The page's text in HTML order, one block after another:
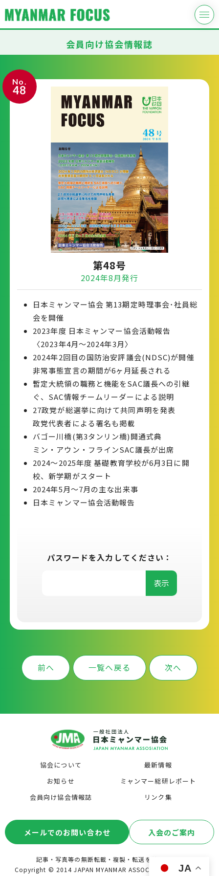
会員向け協会情報誌
第48号
2024年8月発行
日本ミャンマー協会 第13期定時理事会･社員総
会を開催
2023年度 日本ミャンマー協会活動報告
〈2023年4月～2024年3月〉
2024年2回目の国防治安評議会(NDSC)が開催
非常事態宣言の期間が6ヶ月延長される
暫定大統領の職務と機能をSAC議長への引継
ぐ、SAC情報チームリーダーによる説明
27政党が総選挙に向けて共同声明を発表
政党代表者による署名も掲載
バゴー川橋(第3タンリン橋)開通式典
ミン・アウン・フラインSAC議長が出席
2024〜2025年度 基礎教育学校が6月3日に開
校、新学期がスタート
2024年5月〜7月の主な出来事
日本ミャンマー協会活動報告
No.
48
パスワードを入力してください：
表示
前へ 一覧へ戻る 次へ
協会について
最新情報
お知らせ
ミャンマー総研レポート
会員向け協会情報誌
リンク集
メールでのお問い合わせ 入会のご案内
記事・写真等の無断転載・複製・転送を禁じます。
Copyright © 2014 JAPAN MYANMAR ASSOCIATION. All Rights
JA